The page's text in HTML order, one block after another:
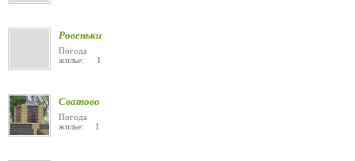
Ровеньки
Погода
жилье: 1
Сватово
Погода
жилье: 1